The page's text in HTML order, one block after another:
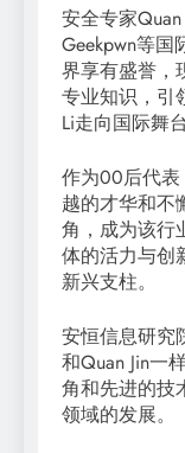
安全专家Quan
Geekpwn等
界享有盛誉，
专业知识，引
Li走向国际舞台
作为00后代表
越的才华和不
角，成为该行
体的活力与创
新兴支柱。
安恒信息研究
和Quan Jin一
角和先进的技
领域的发展。